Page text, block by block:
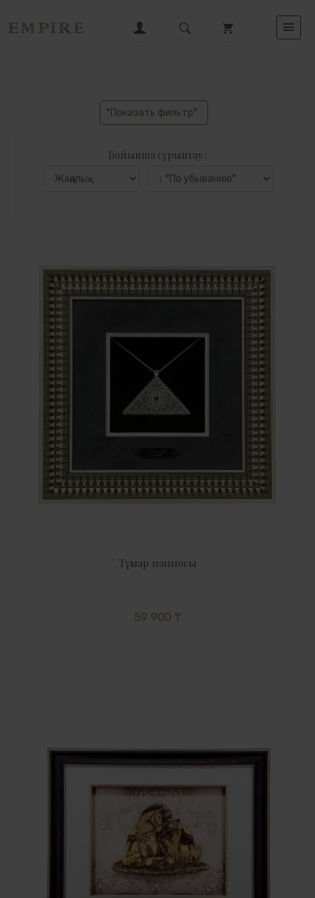
°Показать фильтр°
Бойынша сұрыптау :
Тұмар панносы
59 900 ₸